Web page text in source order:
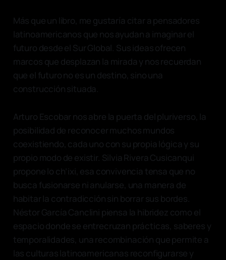
Más que un libro, me gustaría citar a pensadores
latinoamericanos que nos ayudan a imaginar el
futuro desde el Sur Global. Sus ideas ofrecen
marcos que desplazan la mirada y nos recuerdan
que el futuro no es un destino, sino una
construcción situada.
Arturo Escobar nos abre la puerta del pluriverso, la
posibilidad de reconocer muchos mundos
coexistiendo, cada uno con su propia lógica y su
propio modo de existir. Silvia Rivera Cusicanqui
propone lo ch’ixi, esa convivencia tensa que no
busca fusionarse ni anularse, una manera de
habitar la contradicción sin borrar sus bordes.
Néstor García Canclini piensa la hibridez como el
espacio donde se entrecruzan prácticas, saberes y
temporalidades, una recombinación que permite a
las culturas latinoamericanas reconfigurarse y